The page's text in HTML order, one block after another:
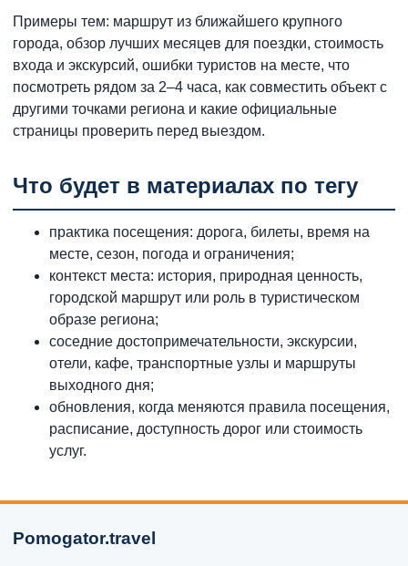
Примеры тем: маршрут из ближайшего крупного
города, обзор лучших месяцев для поездки, стоимость
входа и экскурсий, ошибки туристов на месте, что
посмотреть рядом за 2–4 часа, как совместить объект с
другими точками региона и какие официальные
страницы проверить перед выездом.
Что будет в материалах по тегу
практика посещения: дорога, билеты, время на
месте, сезон, погода и ограничения;
контекст места: история, природная ценность,
городской маршрут или роль в туристическом
образе региона;
соседние достопримечательности, экскурсии,
отели, кафе, транспортные узлы и маршруты
выходного дня;
обновления, когда меняются правила посещения,
расписание, доступность дорог или стоимость
услуг.
Pomogator.travel